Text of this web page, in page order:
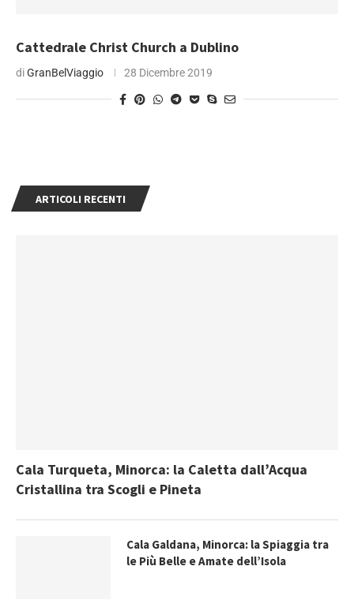
Cattedrale Christ Church a Dublino
diGranBelViaggio 28 Dicembre 2019
ARTICOLI RECENTI
Cala Turqueta, Minorca: la Caletta dall’Acqua
Cristallina tra Scogli e Pineta
Cala Galdana, Minorca: la Spiaggia tra
le Più Belle e Amate dell’Isola